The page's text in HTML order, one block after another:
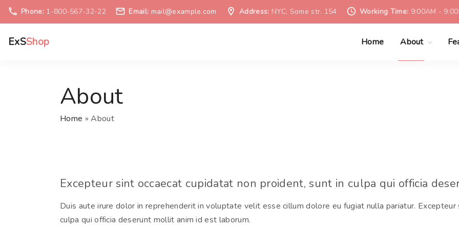
Phone: 1-800-567-32-22 Email: mail@example.com Address: NYC, Some str. 154 Working Time: 9:00AM -
ExSShop Home About
About
Home »About
Excepteur sint occaecat cupidatat non proident, sunt in culpa qui officia
Duis aute irure dolor in reprehenderit in voluptate velit esse cillum dolore eu fugiat nulla pariatur.
culpa qui officia deserunt mollit anim id est laborum.